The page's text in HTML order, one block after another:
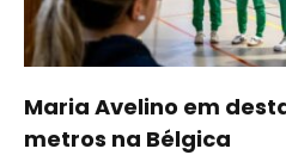
Maria Avelino em
metros na Bélgica